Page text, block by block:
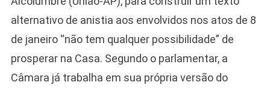
alternativo de anistia aos envolvidos nos atos de 8
de janeiro “não tem qualquer possibilidade” de
prosperar na Casa. Segundo o parlamentar, a
Câmara já trabalha em sua própria versão do